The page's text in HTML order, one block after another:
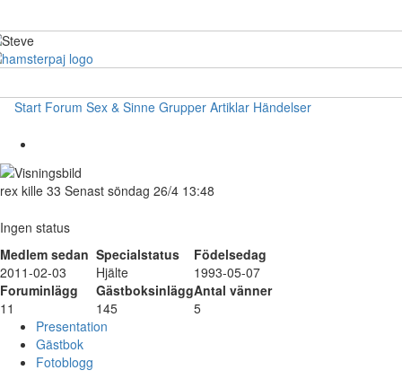
Start Forum Sex & Sinne Grupper Artiklar Händelser
rex kille 33 Senast söndag 26/4 13:48
Ingen status
Medlem sedan Specialstatus
Födelsedag
2011-02-03
Hjälte
1993-05-07
Foruminlägg
GästboksinläggAntal vänner
11
145
5
Presentation
Gästbok
Fotoblogg